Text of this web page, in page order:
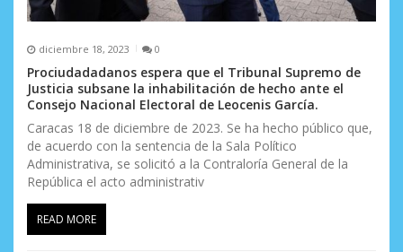
diciembre 18, 2023 0
Prociudadadanos espera que el Tribunal Supremo de
Justicia subsane la inhabilitación de hecho ante el
Consejo Nacional Electoral de Leocenis García.
Caracas 18 de diciembre de 2023. Se ha hecho público que,
de acuerdo con la sentencia de la Sala Político
Administrativa, se solicitó a la Contraloría General de la
República el acto administrativ
READ MORE